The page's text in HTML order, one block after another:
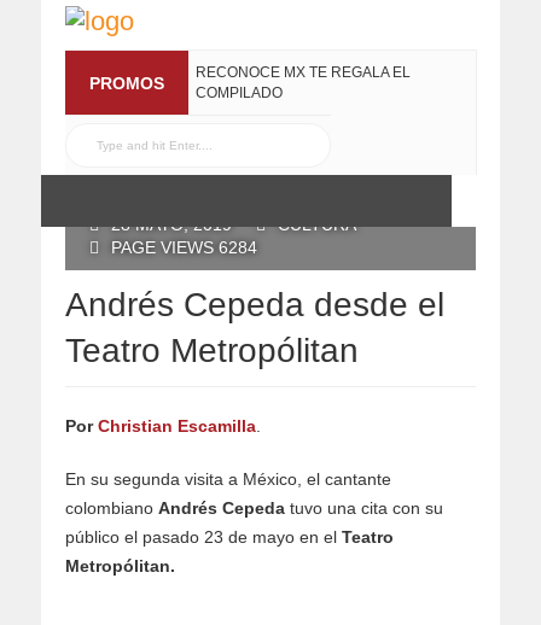
PROMOS
RECONOCE MX TE REGALA EL
COMPILADO
28 MAYO, 2019
CULTURA
PAGE VIEWS 6284
Andrés Cepeda desde el
Teatro Metropólitan
PorChristian Escamilla
En su segunda visita a México, el cantante
colombiano Andrés Cepeda tuvo una cita con su
público el pasado 23 de mayo en el Teatro
Metropólitan.